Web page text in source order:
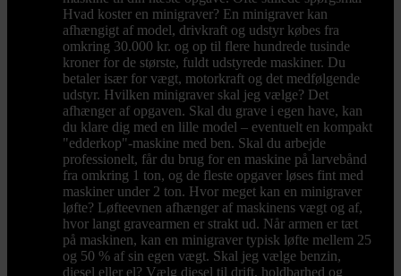
Hvad koster en minigraver? En minigraver kan
afhængigt af model, drivkraft og udstyr købes fra
omkring 30.000 kr. og op til flere hundrede tusinde
kroner for de største, fuldt udstyrede maskiner. Du
betaler især for vægt, motorkraft og det medfølgende
udstyr. Hvilken minigraver skal jeg vælge? Det
afhænger af opgaven. Skal du grave i egen have, kan
du klare dig med en lille model – eventuelt en kompakt
"edderkop"-maskine med ben. Skal du arbejde
professionelt, får du brug for en maskine på larvebånd
fra omkring 1 ton, og de fleste opgaver løses fint med
maskiner under 2 ton. Hvor meget kan en minigraver
løfte? Løfteevnen afhænger af maskinens vægt og af,
hvor langt gravearmen er strakt ud. Når armen er tæt
på maskinen, kan en minigraver typisk løfte mellem 25
og 50 % af sin egen vægt. Skal jeg vælge benzin,
diesel eller el? Vælg diesel til drift, holdbarhed og